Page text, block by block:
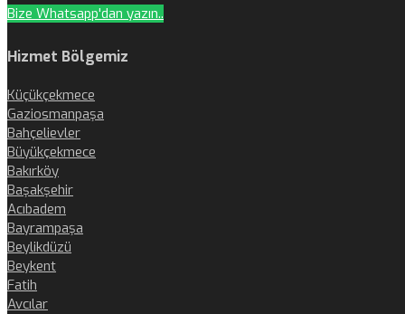
Bize Whatsapp'dan yazın..
Hizmet Bölgemiz
Küçükçekmece
Gaziosmanpaşa
Bahçelievler
Büyükçekmece
Bakırköy
Başakşehir
Acıbadem
Bayrampaşa
Beylikdüzü
Beykent
Fatih
Avcılar